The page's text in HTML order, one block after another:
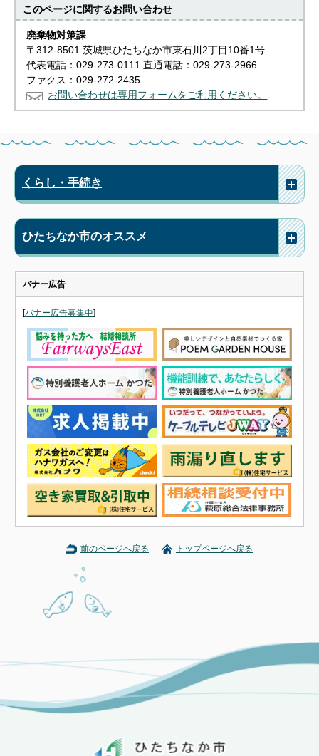
このページに関するお問い合わせ
廃棄物対策課
〒312-8501 茨城県ひたちなか市東石川2丁目10番1号
代表電話：029-273-0111 直通電話：029-273-2966
ファクス：029-272-2435
お問い合わせは専用フォームをご利用ください。
くらし・手続き
ひたちなか市のオススメ
バナー広告
[バナー広告募集中]
前のページへ戻る トップページへ戻る